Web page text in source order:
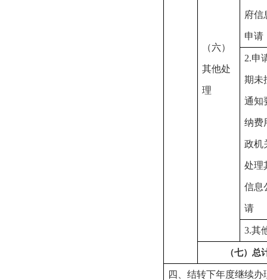
（六）
其他处
理
府信
申请
2.申
期未
通知
纳费
政机
处理
信息
请
3.其
（七）总
四、结转下年度继续办